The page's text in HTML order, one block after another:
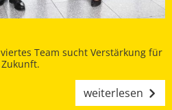
Team sucht Verstärkung für
weiterlesen